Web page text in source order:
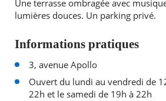
Une terrasse ombragée avec
lumières douces. Un parking privé.
Informations pratiques
3, avenue Apollo
Ouvert du lundi au vendredi de
22h et le samedi de 19h à 22h